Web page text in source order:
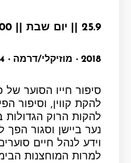
25.9 || יום שבת || 20:00
2018 ‧ מוזיקלי/דרמה ‧ 134 דקות
סיפור חייו הסוער של
להקת קווין, וסיפור
להקות הרוק הגדולות
נער ביישן וסגור הפך
וידע לנהל חיים
למרות המוחצנות